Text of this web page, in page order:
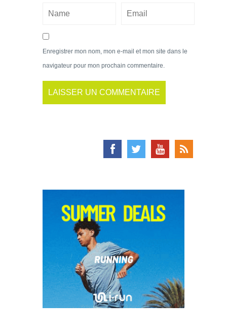
Enregistrer mon nom, mon e-mail et mon site dans le
navigateur pour mon prochain commentaire.